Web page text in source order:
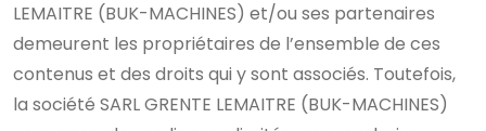
LEMAITRE (BUK-MACHINES) et/ou ses partenaires
demeurent les propriétaires de l’ensemble de ces
contenus et des droits qui y sont associés. Toutefois,
la société SARL GRENTE LEMAITRE (BUK-MACHINES)